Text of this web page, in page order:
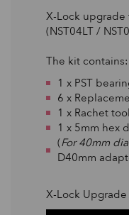
X-Lock upgrade
(NST04LT /
The kit contains:
1 x PST
6 x
1 x Rachet tool
1 x 5mm hex
(For 40mm
D40mm
X-Lock